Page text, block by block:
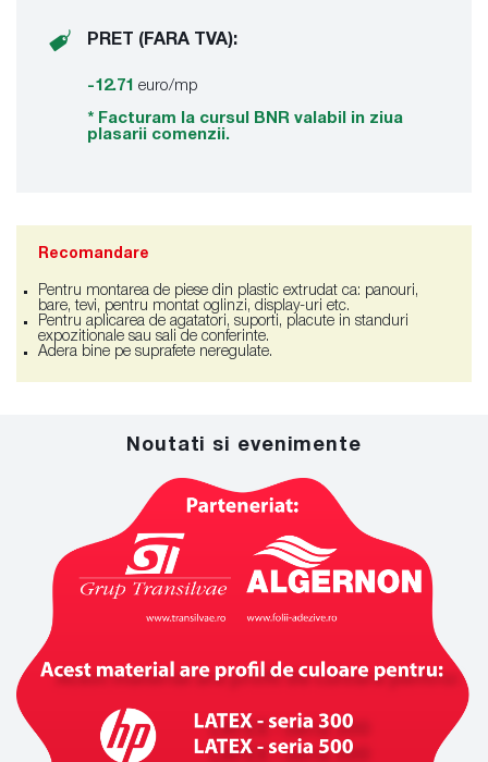
PRET (FARA TVA):
-12.71 euro/mp
* Facturam la cursul BNR valabil in ziua
plasarii comenzii.
Recomandare
Pentru montarea de piese din plastic extrudat ca: panouri,
bare, tevi, pentru montat oglinzi, display-uri etc.
Pentru aplicarea de agatatori, suporti, placute in standuri
expozitionale sau sali de conferinte.
Adera bine pe suprafete neregulate.
Noutati si evenimente